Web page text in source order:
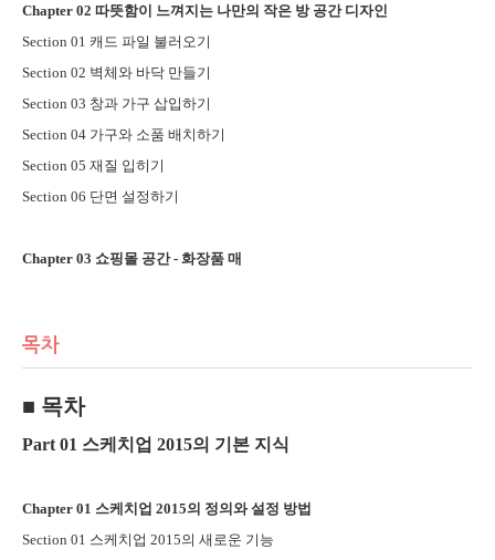
Chapter 02 따뜻함이 느껴지는 나만의 작은 방 공간 디자인
Section 01 캐드 파일 불러오기
Section 02 벽체와 바닥 만들기
Section 03 창과 가구 삽입하기
Section 04 가구와 소품 배치하기
Section 05 재질 입히기
Section 06 단면 설정하기
Chapter 03 쇼핑몰 공간- 화장품 매
목차
■ 목차
Part 01 스케치업 2015의 기본 지식
Chapter 01 스케치업 2015의 정의와 설정 방법
Section 01 스케치업 2015의 새로운 기능